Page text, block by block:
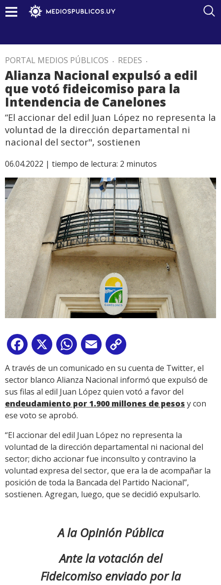
PORTAL MEDIOS PÚBLICOS . REDES .
Alianza Nacional expulsó a edil
que votó fideicomiso para la
Intendencia de Canelones
“El accionar del edil Juan López no representa la
voluntad de la dirección departamental ni
nacional del sector", sostienen
06.04.2022 | tiempo de lectura: 2 minutos
Facebook
X WhatsApp
Email
Link
A través de un comunicado en su cuenta de Twitter, el
sector blanco Alianza Nacional informó que expulsó de
sus filas al edil Juan López quien votó a favor del
endeudamiento por 1.900 millones de pesos y con
ese voto se aprobó.
“El accionar del edil Juan López no representa la
voluntad de la dirección departamental ni nacional del
sector; dicho accionar fue inconsulto y contravino la
voluntad expresa del sector, que era la de acompañar la
posición de toda la Bancada del Partido Nacional”,
sostienen. Agregan, luego, que se decidió expulsarlo.
A la Opinión Pública
Ante la votación del
Fideicomiso enviado por la